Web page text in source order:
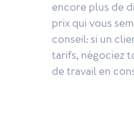
encore plus de
prix qui vous
conseil: si un
tarifs, négociez
de travail en